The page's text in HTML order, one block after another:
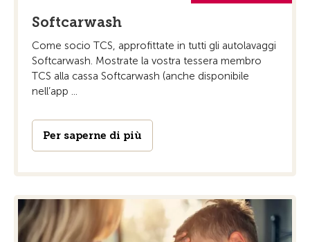
Softcarwash
Come socio TCS, approfittate in tutti gli autolavaggi
Softcarwash. Mostrate la vostra tessera membro
TCS alla cassa Softcarwash (anche disponibile
nell’app ...
Per saperne di più